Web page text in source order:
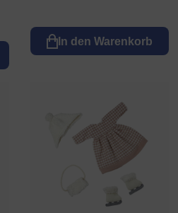
In den Warenkorb